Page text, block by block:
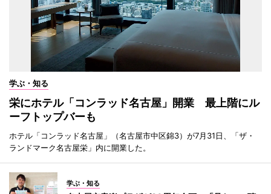
学ぶ・知る
栄にホテル「コンラッド名古屋」開業 最上階にル
ーフトップバーも
ホテル「コンラッド名古屋」（名古屋市中区錦3）が7月31日、「ザ・
ランドマーク名古屋栄」内に開業した。
学ぶ・知る